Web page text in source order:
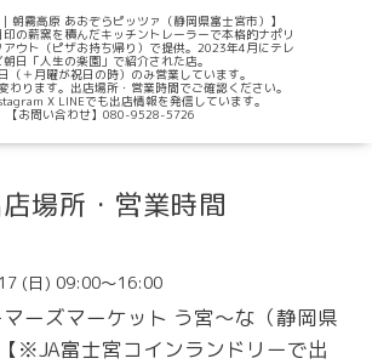
｜朝霧高原 あおぞらピッツァ（静岡県富士宮市）】
の薪窯を積んだキッチントレーラーで本格的ナポリ
アウト（ピザお持ち帰り）で提供。2023年4月にテレ
朝日「人生の楽園」で紹介された店。
（＋月曜が祝日の時）のみ営業しています。
わります。出店場所・営業時間でご確認ください。
X LINEでも出店情報を発信しています。
【お問い合わせ】080-9528-5726
場所・営業時間
(日) 09:00～16:00
ーズマーケット う宮〜な（静岡県
※JA富士宮コインランドリーで出